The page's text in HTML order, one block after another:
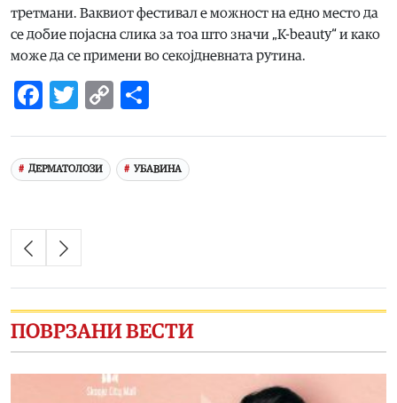
третмани. Ваквиот фестивал е можност на едно место да
се добие појасна слика за тоа што значи „K-beauty“ и како
може да се примени во секојдневната рутина.
Facebook
Twitter
Copy
ДЕРМАТОЛОЗИ УБАВИНА
ПОВРЗАНИ ВЕСТИ